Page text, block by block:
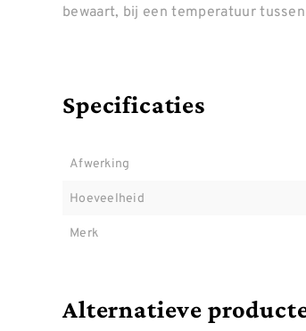
bewaart, bij een temperatuur
Specificaties
Afwerking
Hoeveelheid
Merk
Alternatieve